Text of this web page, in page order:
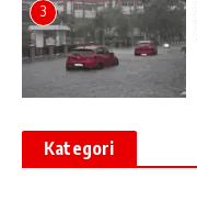
3
Kategori